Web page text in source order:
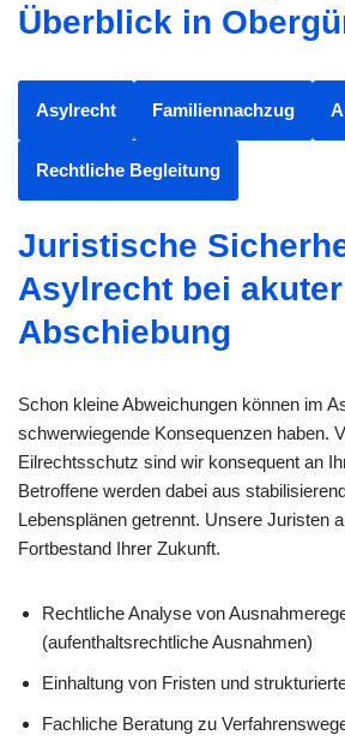
Überblick in
Asylrecht Familiennachzug
Rechtliche Begleitung
Juristische
Asylrecht bei akuter
Abschiebung
Schon kleine Abweichungen können im
schwerwiegende Konsequenzen haben.
Eilrechtsschutz sind wir konsequent an
Betroffene werden dabei aus
Lebensplänen getrennt. Unsere Juristen
Fortbestand Ihrer Zukunft.
Rechtliche Analyse von
(aufenthaltsrechtliche Ausnahmen)
Einhaltung von Fristen und
Fachliche Beratung zu